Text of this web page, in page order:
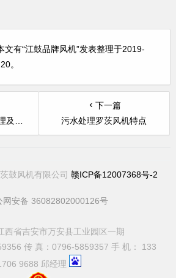
文有“江鼓品牌风机”发表整理于2019-
。
绍
下一篇
污水处理罗茨风机特点
鼓风机有限公司 赣ICP备12007368号-2
网安备 36082802000126号
西省吉安市万安县工业园区一期
传 真：0796-5859357 手 机： 133
9688 邱经理